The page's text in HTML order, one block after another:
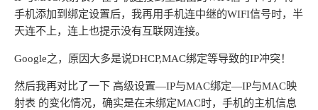
手机添加到绑定设置后，我再用手机连中继的WIFI信号时，半
天连不上，连上也提示没有互联网连接。
Google之，原因大多是说DHCP,MAC绑定等导致的IP冲突！
然后我再对比了一下 高级设置—IP与MAC绑定—IP与MAC映
射表 的变化情况，确实是在未绑定MAC时，手机的主机信息